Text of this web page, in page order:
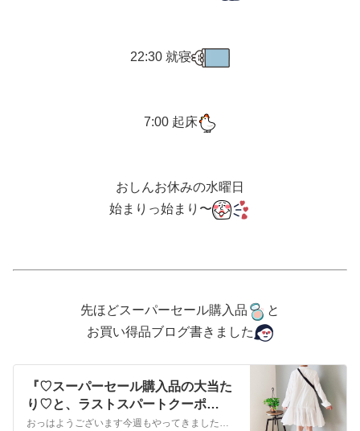
22:30 就寝
7:00 起床
おしんお休みの水曜日
始まりっ始まり〜
先ほどスーパーセール購入品
と
お買い得品ブログ書きました
『♡スーパーセール購入品の大当た
り♡と、ラストスパートクーポ
ン！』
おっはようございます今週もやってきました、Saturday Night私の1番好きな時間今日はパパ&ママがお泊まりに来るんだ〜神奈川に引っ越して、埼玉の実家が…